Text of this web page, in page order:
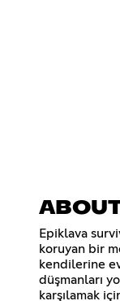
Epiklava
koruyan bir
kendilerine
düşmanları
karşılamak